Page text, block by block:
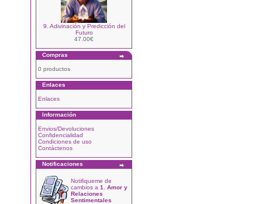
9. Adivinación y Predicción del
Futuro
47.00€
Compras
0 productos
Enlaces
Enlaces
Información
Envios/Devoluciones
Confidencialidad
Condiciones de uso
Contáctenos
Notificaciones
Notifiqueme de
cambios a 1. Amor y
Relaciones
Sentimentales